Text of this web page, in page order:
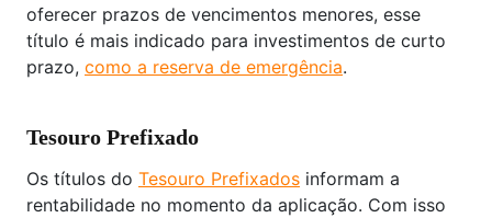
oferecer prazos de vencimentos menores, esse
título é mais indicado para investimentos de curto
prazo, como a reserva de emergência.
Tesouro Prefixado
Os títulos do Tesouro Prefixados informam a
rentabilidade no momento da aplicação. Com isso